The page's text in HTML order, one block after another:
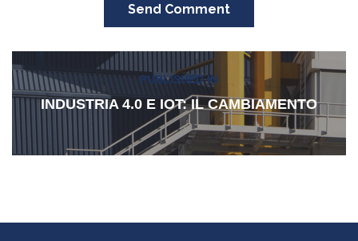
Send Comment
Navigazione
articoli
PUBLISHED IN
INDUSTRIA 4.0 E IOT: IL CAMBIAMENTO